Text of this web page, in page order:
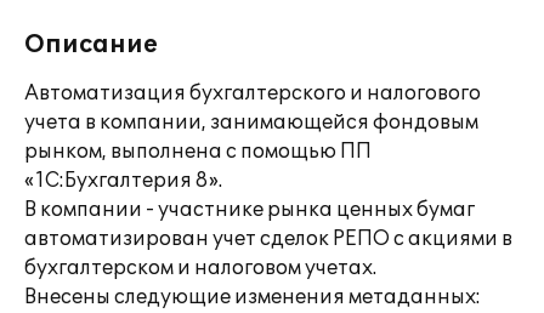
Описание
Автоматизация бухгалтерского и налогового
учета в компании, занимающейся фондовым
рынком, выполнена с помощью ПП
«1С:Бухгалтерия 8».
В компании - участнике рынка ценных бумаг
автоматизирован учет сделок РЕПО с акциями в
бухгалтерском и налоговом учетах.
Внесены следующие изменения метаданных: